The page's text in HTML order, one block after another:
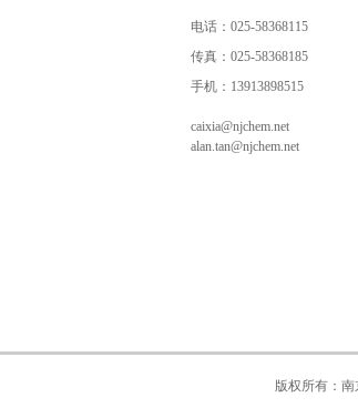
电话：025-58368115
传真：025-58368185
手机：13913898515
caixia@njchem.net
alan.tan@njchem.net
版权所有：